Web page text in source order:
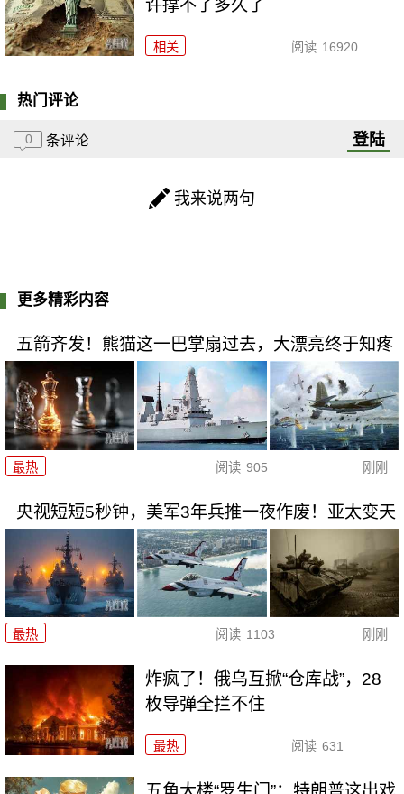
许撑不了多久了
相关 阅读 16920
热门评论
0 条评论 登陆
我来说两句
更多精彩内容
五箭齐发！熊猫这一巴掌扇过去，大漂亮终于知疼
最热 阅读 905 刚刚
央视短短5秒钟，美军3年兵推一夜作废！亚太变天
最热 阅读 1103 刚刚
炸疯了！俄乌互掀“仓库战”，28
枚导弹全拦不住
最热 阅读 631